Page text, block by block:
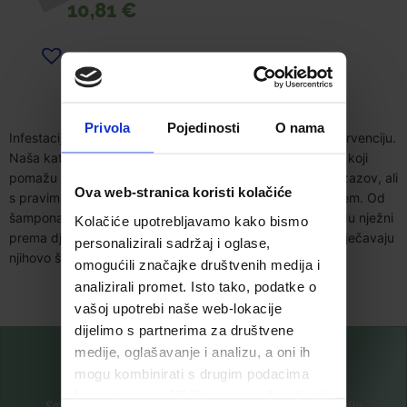
Privola Pojedinosti O nama
Ova web-stranica koristi kolačiće
Kolačiće upotrebljavamo kako bismo
personalizirali sadržaj i oglase,
omogućili značajke društvenih medija i
analizirali promet. Isto tako, podatke o
vašoj upotrebi naše web-lokacije
dijelimo s partnerima za društvene
medije, oglašavanje i analizu, a oni ih
mogu kombinirati s drugim podacima
10,81 €
Infestacija ušima i gnjidama zahtijeva brzu i efikasnu intervenciju.
Naša kategorija sadrži tretmane i preventivne proizvode koji
pomažu u eliminaciji ušiju i gnjida. Uši i gnjide mogu biti izazov, ali
s pravim proizvodima možete brzo i sigurno riješiti problem. Od
šampona do sprejeva, ovi proizvodi su dizajnirani da budu nježni
prema dječjoj koži dok učinkovito uklanjaju parazite i sprječavaju
njihovo širenje.